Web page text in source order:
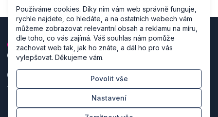
Zásady zpracování osobních údajů
Nastavení cookies
Používáme cookies. Díky nim vám web správně funguje,
rychle najdete, co hledáte, a na ostatních webech vám
můžeme zobrazovat relevantní obsah a reklamu na míru,
dle toho, co vás zajímá. Váš souhlas nám pomůže
zachovat web tak, jak ho znáte, a dál ho pro vás
vylepšovat. Děkujeme vám.
Povolit vše
Nastavení